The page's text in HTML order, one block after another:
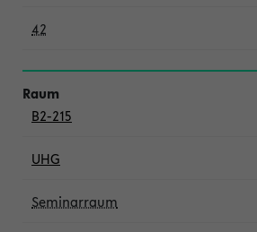
42
B2-215
UHG
Seminarraum